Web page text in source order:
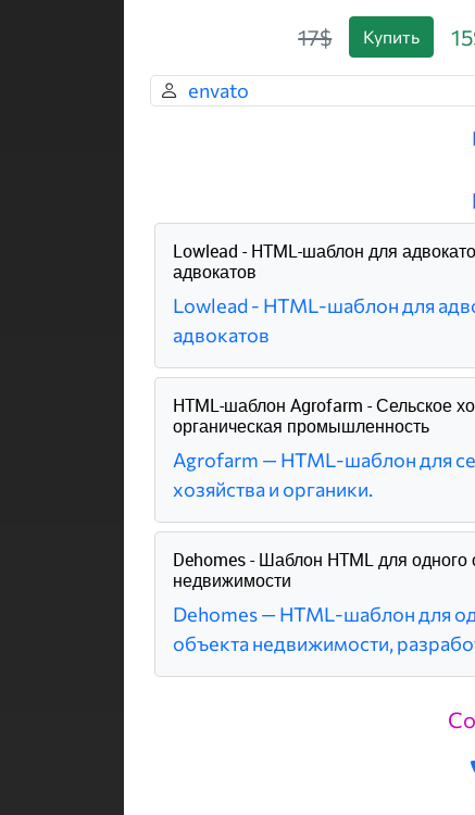
17$ Купить
envato
Lowlead - HTML-шаблон для
адвокатов
Lowlead - HTML-шаблон для
адвокатов
HTML-шаблон Agrofarm - Сельское
органическая промышленность
Agrofarm — HTML-шаблон для
хозяйства и органики.
Dehomes - Шаблон HTML для одного
недвижимости
Dehomes — HTML-шаблон для
объекта недвижимости,